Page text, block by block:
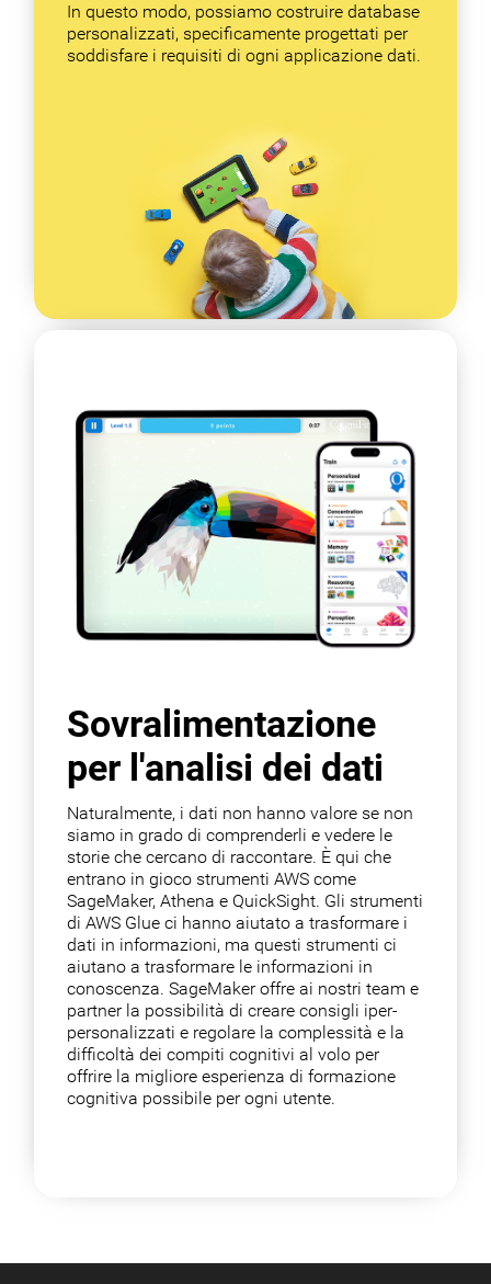
In questo modo, possiamo costruire database
personalizzati, specificamente progettati per
soddisfare i requisiti di ogni applicazione dati.
Sovralimentazione
per l'analisi dei dati
Naturalmente, i dati non hanno valore se non
siamo in grado di comprenderli e vedere le
storie che cercano di raccontare. È qui che
entrano in gioco strumenti AWS come
SageMaker, Athena e QuickSight. Gli strumenti
di AWS Glue ci hanno aiutato a trasformare i
dati in informazioni, ma questi strumenti ci
aiutano a trasformare le informazioni in
conoscenza. SageMaker offre ai nostri team e
partner la possibilità di creare consigli iper-
personalizzati e regolare la complessità e la
difficoltà dei compiti cognitivi al volo per
offrire la migliore esperienza di formazione
cognitiva possibile per ogni utente.